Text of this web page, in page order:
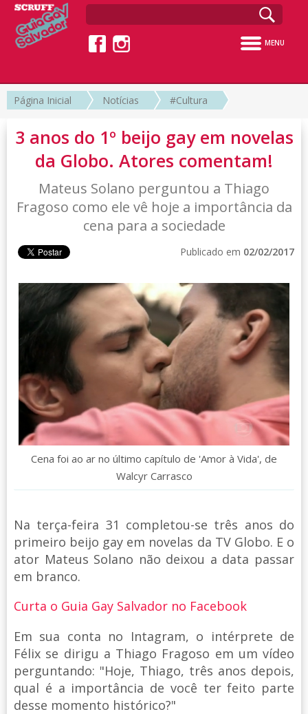
MENU
Página Inicial Notícias #Cultura
3 anos do 1º beijo gay em novelas
da Globo. Atores comentam!
Mateus Solano perguntou a Thiago
Fragoso como ele vê hoje a importância da
cena para a sociedade
Publicado em 02/02/2017
Cena foi ao ar no último capítulo de 'Amor à Vida', de
Walcyr Carrasco
Na terça-feira 31 completou-se três anos do
primeiro beijo gay em novelas da TV Globo. E o
ator Mateus Solano não deixou a data passar
em branco.
Curta o Guia Gay Salvador no Facebook
Em sua conta no Intagram, o intérprete de
Félix se dirigu a Thiago Fragoso em um vídeo
perguntando: "Hoje, Thiago, três anos depois,
qual é a importância de você ter feito parte
desse momento histórico?"